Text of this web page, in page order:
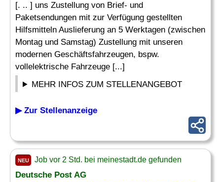
[. .. ] uns Zustellung von Brief- und
Paketsendungen mit zur Verfügung gestellten
Hilfsmitteln Auslieferung an 5 Werktagen (zwischen
Montag und Samstag) Zustellung mit unseren
modernen Geschäftsfahrzeugen, bspw.
vollelektrische Fahrzeuge [...]
MEHR INFOS ZUM STELLENANGEBOT
▶ Zur Stellenanzeige
NEU Job vor 2 Std. bei meinestadt.de gefunden
Deutsche Post AG